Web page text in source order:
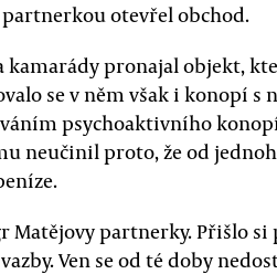
partnerkou otevřel obchod.
kamarády pronajal objekt,
se v něm však i konopí
psychoaktivního
neučinil proto, že od
Matějovy partnerky. Přišlo
Ven se od té doby